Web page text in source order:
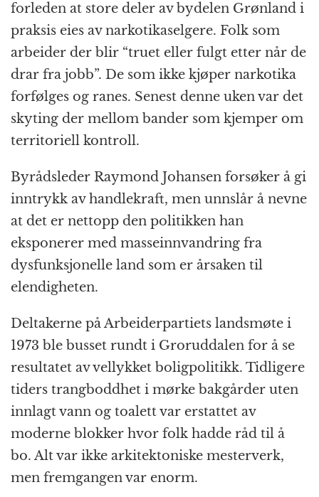
forleden at store deler av bydelen Grønland i
praksis eies av narkotikaselgere. Folk som
arbeider der blir “truet eller fulgt etter når de
drar fra jobb”. De som ikke kjøper narkotika
forfølges og ranes. Senest denne uken var det
skyting der mellom bander som kjemper om
territoriell kontroll.
Byrådsleder Raymond Johansen forsøker å gi
inntrykk av handlekraft, men unnslår å nevne
at det er nettopp den politikken han
eksponerer med masseinnvandring fra
dysfunksjonelle land som er årsaken til
elendigheten.
Deltakerne på Arbeiderpartiets landsmøte i
1973 ble busset rundt i Groruddalen for å se
resultatet av vellykket boligpolitikk. Tidligere
tiders trangboddhet i mørke bakgårder uten
innlagt vann og toalett var erstattet av
moderne blokker hvor folk hadde råd til å
bo. Alt var ikke arkitektoniske mesterverk,
men fremgangen var enorm.